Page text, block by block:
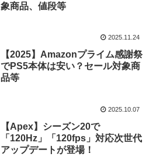
象商品、値段等
2025.11.24
【2025】Amazonプライム感謝祭
でPS5本体は安い？セール対象商
品等
2025.10.07
【Apex】シーズン20で
「120Hz」「120fps」対応次世代
アップデートが登場！